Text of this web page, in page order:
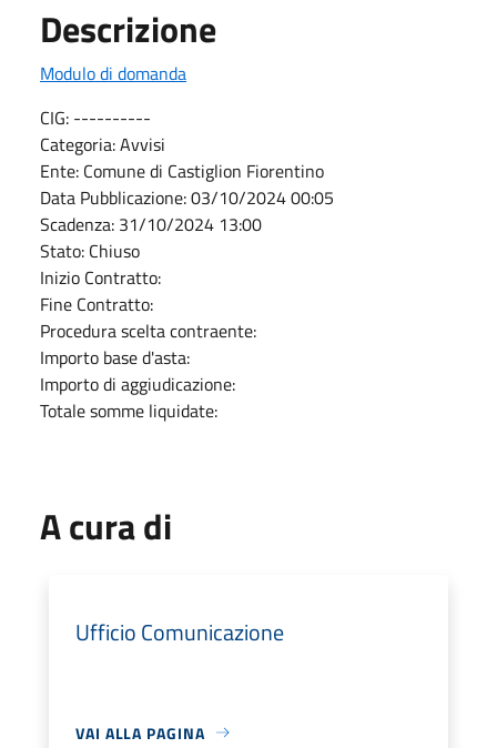
Descrizione
Modulo di domanda
CIG: ----------
Categoria: Avvisi
Ente: Comune di Castiglion Fiorentino
Data Pubblicazione: 03/10/2024 00:05
Scadenza: 31/10/2024 13:00
Stato: Chiuso
Inizio Contratto:
Fine Contratto:
Procedura scelta contraente:
Importo base d'asta:
Importo di aggiudicazione:
Totale somme liquidate:
A cura di
Ufficio Comunicazione
VAI ALLA PAGINA